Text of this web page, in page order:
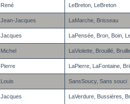
René LeBreton, LeBreton
Jean-Jacques LaMarche, Brisseau
Jacques LaPensée, Bron, Boin,
Michel LaViolette, Brouillé,
Pierre LaPierre, LaFontaine,
Louis SansSoucy, Sans souci
Jacques LaVerdure, Bussières,